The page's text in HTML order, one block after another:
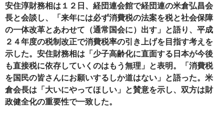
安住淳財務相は１２日、経団連会館で経団連の米倉弘昌会
長と会談し、「来年には必ず消費税の法案を税と社会保障
の一体改革とあわせて（通常国会に）出す」と語り、平成
２４年度の税制改正で消費税率の引き上げを目指す考えを
示した。安住財務相は「少子高齢化に直面する日本が今後
も直接税に依存していくのはもう無理」と表明。「消費税
を国民の皆さんにお願いするしか道はない」と語った。米
倉会長は「大いにやってほしい」と賛意を示し、双方は財
政健全化の重要性で一致した。